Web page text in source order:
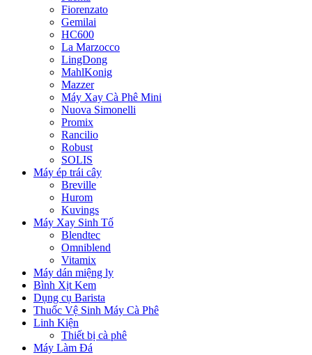
Fiorenzato
Gemilai
HC600
La Marzocco
LingDong
MahlKonig
Mazzer
Máy Xay Cà Phê Mini
Nuova Simonelli
Promix
Rancilio
Robust
SOLIS
Máy ép trái cây
Breville
Hurom
Kuvings
Máy Xay Sinh Tố
Blendtec
Omniblend
Vitamix
Máy dán miệng ly
Bình Xịt Kem
Dụng cụ Barista
Thuốc Vệ Sinh Máy Cà Phê
Linh Kiện
Thiết bị cà phê
Máy Làm Đá